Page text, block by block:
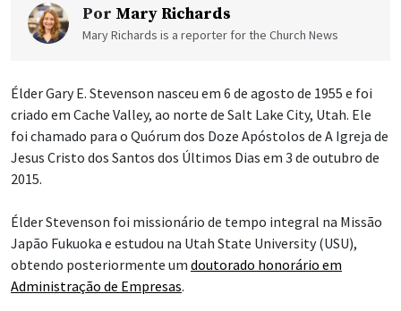
Por Mary Richards
Mary Richards is a reporter for the Church News
Élder Gary E. Stevenson nasceu em 6 de agosto de 1955 e foi
criado em Cache Valley, ao norte de Salt Lake City, Utah. Ele
foi chamado para o Quórum dos Doze Apóstolos de A Igreja de
Jesus Cristo dos Santos dos Últimos Dias em 3 de outubro de
2015.
Élder Stevenson foi missionário de tempo integral na Missão
Japão Fukuoka e estudou na Utah State University (USU),
obtendo posteriormente um doutorado honorário em
Administração de Empresas.